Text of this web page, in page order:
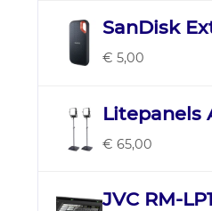
SanDisk
€ 5,00
Litepanels
€ 65,00
JVC RM-